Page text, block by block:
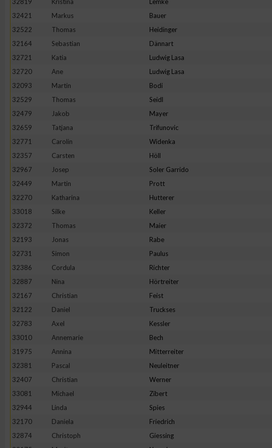
32421
Markus Bauer
32522
Thomas Heidinger
32164
Sebastian Dännart
32721
Katia Ludwig Lasa
32720
Ane Ludwig Lasa
32093
Martin Bodi
32529
Thomas Seidl
32479
Jakob Mayer
32659
Tatjana Trifunovic
32771
Carolin Widenka
32357
Carsten Höll
32967
Josep Soler Garrido
32449
Martin Prott
32270
Katharina Hutterer
33018
Silke Keller
32372
Thomas Maier
32193
Jonas Rabe
32731
Simon Paulus
32386
Cordula Richter
32887
Nina Hörtreiter
32167
Christian Feist
32122
Daniel Truckses
32783
Axel Kessler
33010
Annemarie Bech
31975
Annina Mitterreiter
32381
Pascal Neuleitner
32407
Christian Werner
33081
Michael Zibert
32944
Linda Spies
32170
Daniela Friedrich
32874
Christoph Giessing
Erstellung von Profilen zur Personalisierung von Inhalten
Messung der Werbeleistung
Messung der Performance von Inhalten
Analyse von Zielgruppen durch Statistiken oder Kombinationen von Daten aus
Entwicklung und Verbesserung der Angebote
IAB-Besonderheiten:
Geräte anhand von aktiv angeforderten Informationen identifizieren
Nicht-IAB-Verarbeitungszwecke:
Notwendig
Performance
Funktional